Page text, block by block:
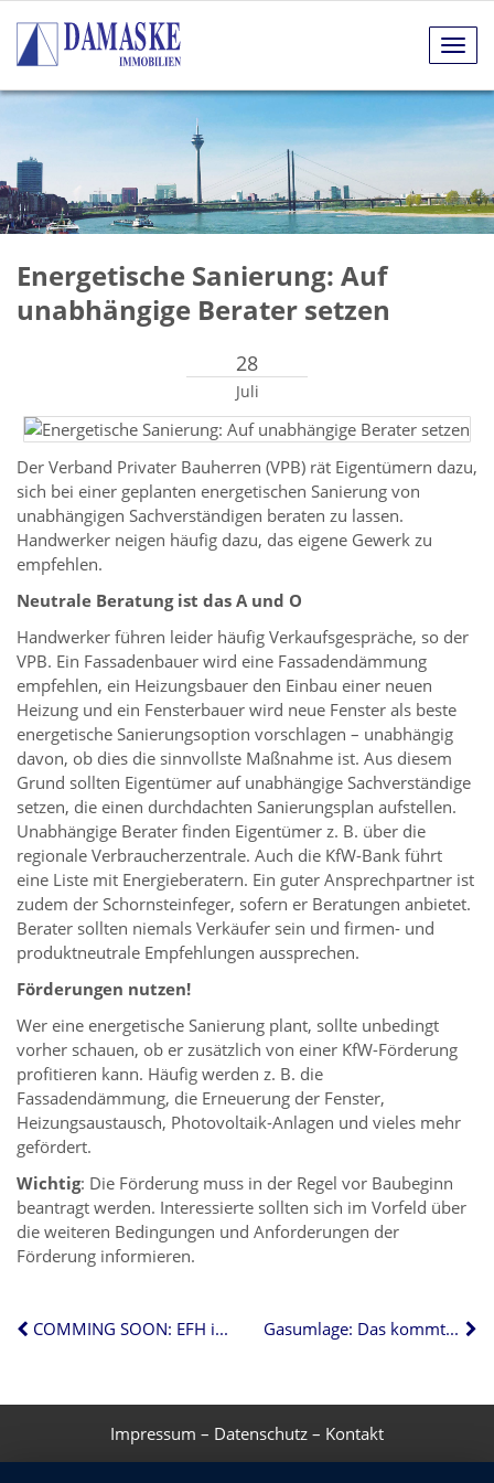
Energetische Sanierung: Auf
unabhängige Berater setzen
28
Juli
Der Verband Privater Bauherren (VPB) rät Eigentümern dazu,
sich bei einer geplanten energetischen Sanierung von
unabhängigen Sachverständigen beraten zu lassen.
Handwerker neigen häufig dazu, das eigene Gewerk zu
empfehlen.
Neutrale Beratung ist das A und O
Handwerker führen leider häufig Verkaufsgespräche, so der
VPB. Ein Fassadenbauer wird eine Fassadendämmung
empfehlen, ein Heizungsbauer den Einbau einer neuen
Heizung und ein Fensterbauer wird neue Fenster als beste
energetische Sanierungsoption vorschlagen – unabhängig
davon, ob dies die sinnvollste Maßnahme ist. Aus diesem
Grund sollten Eigentümer auf unabhängige Sachverständige
setzen, die einen durchdachten Sanierungsplan aufstellen.
Unabhängige Berater finden Eigentümer z. B. über die
regionale Verbraucherzentrale. Auch die KfW-Bank führt
eine Liste mit Energieberatern. Ein guter Ansprechpartner ist
zudem der Schornsteinfeger, sofern er Beratungen anbietet.
Berater sollten niemals Verkäufer sein und firmen- und
produktneutrale Empfehlungen aussprechen.
Förderungen nutzen!
Wer eine energetische Sanierung plant, sollte unbedingt
vorher schauen, ob er zusätzlich von einer KfW-Förderung
profitieren kann. Häufig werden z. B. die
Fassadendämmung, die Erneuerung der Fenster,
Heizungsaustausch, Photovoltaik-Anlagen und vieles mehr
gefördert.
Wichtig: Die Förderung muss in der Regel vor Baubeginn
beantragt werden. Interessierte sollten sich im Vorfeld über
die weiteren Bedingungen und Anforderungen der
Förderung informieren.
COMMING SOON: EFH im angesagten Stadtviertel Essen-Kupferdreh Gasumlage: Das kommt auf Gaskunden zu
Impressum – Datenschutz – Kontakt